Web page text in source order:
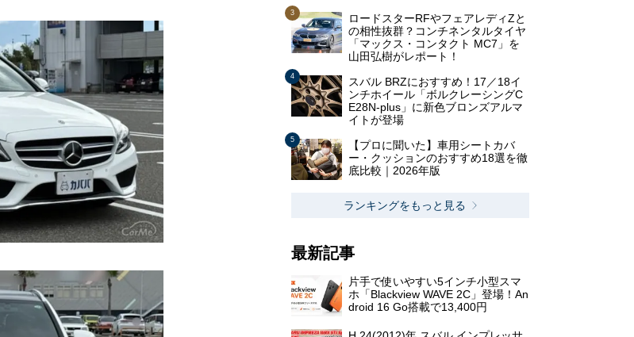
ロードスターRFやフェアレディZと
の相性抜群？コンチネンタルタイヤ
「マックス・コンタクト MC7」を
山田弘樹がレポート！
スバル BRZにおすすめ！17／18イ
ンチホイール「ボルクレーシングC
E28N-plus」に新色ブロンズアルマ
イトが登場
【プロに聞いた】車用シートカバ
ー・クッションのおすすめ18選を徹
底比較｜2026年版
ランキングをもっと見る
最新記事
片手で使いやすい5インチ小型スマ
ホ「Blackview WAVE 2C」登場！An
droid 16 Go搭載で13,400円